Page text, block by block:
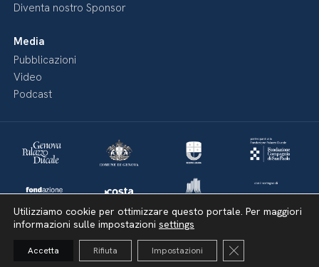
Diventa nostro Sponsor
Media
Pubblicazioni
Video
Podcast
Utilizziamo cookie per ottimizzare questo portale. Per maggiori
informazioni sulle impostazioni settings
Accetta Rifiuta Impostazioni Close GDPR